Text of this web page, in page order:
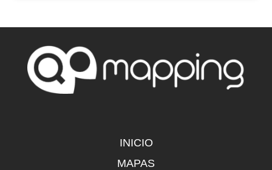
INICIO
MAPAS